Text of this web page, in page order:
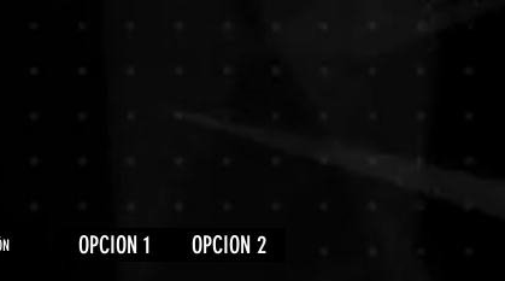
OPCION 1 OPCION 2